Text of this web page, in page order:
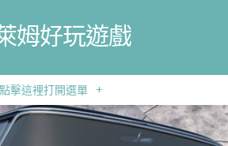
姆好玩遊戲
點擊這裡打開選單 +